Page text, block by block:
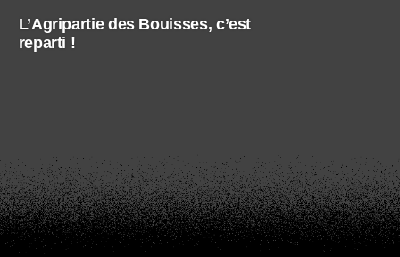
L’Agripartie des Bouisses, c’est
reparti !